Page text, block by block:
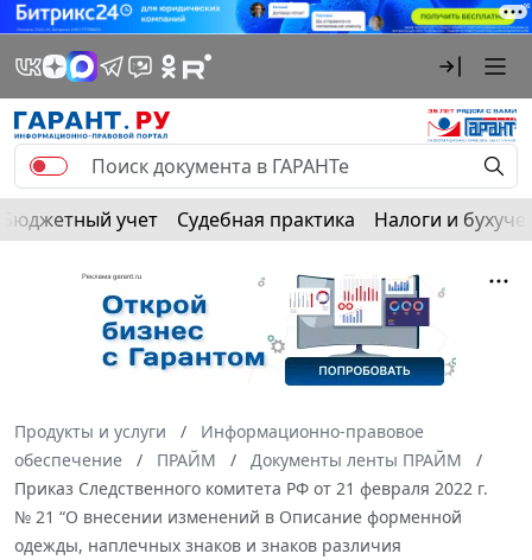
Бюджетный учет Судебная практика Налоги и
Продукты и услуги
Информационно-правовое
обеспечение
ПРАЙМ
Документы ленты ПРАЙМ
Приказ Следственного комитета РФ от 21 февраля 2022 г.
№ 21 “О внесении изменений в Описание форменной
одежды, наплечных знаков и знаков различия